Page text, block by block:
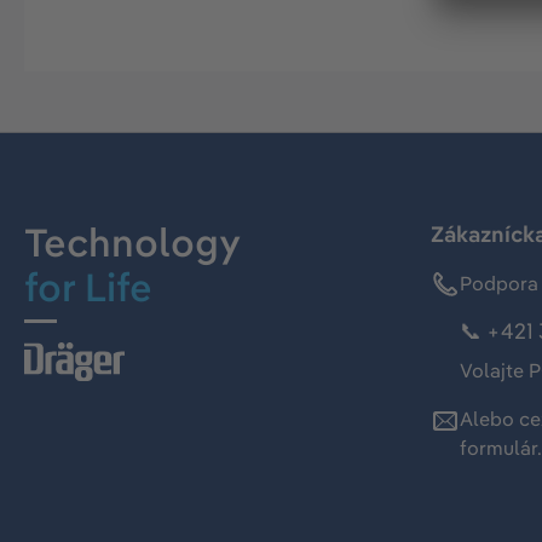
Technology
for Life
📞
Volajte
Alebo
formulár.